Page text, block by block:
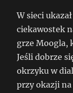
W sieci
ciekawostek
grze Moogla,
Jeśli dobrze
okrzyku w
przy okazji na